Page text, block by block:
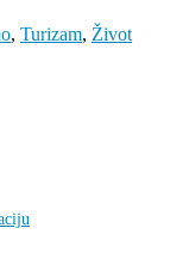
, Turizam, Život